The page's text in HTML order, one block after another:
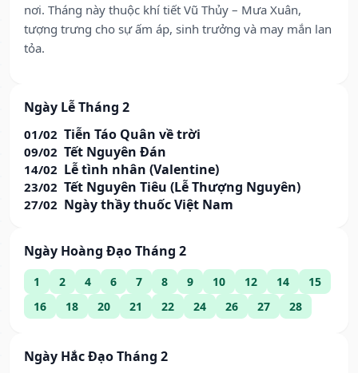
nơi. Tháng này thuộc khí tiết Vũ Thủy – Mưa Xuân,
tượng trưng cho sự ấm áp, sinh trưởng và may mắn lan
tỏa.
Ngày Lễ Tháng 2
01/02 Tiễn Táo Quân về trời
09/02 Tết Nguyên Đán
14/02 Lễ tình nhân (Valentine)
23/02 Tết Nguyên Tiêu (Lễ Thượng Nguyên)
27/02 Ngày thầy thuốc Việt Nam
Ngày Hoàng Đạo Tháng 2
1 2 4 6 7 8 9 10 12 14
15
16
18 20 21 22 24 26 27 28
Ngày Hắc Đạo Tháng 2